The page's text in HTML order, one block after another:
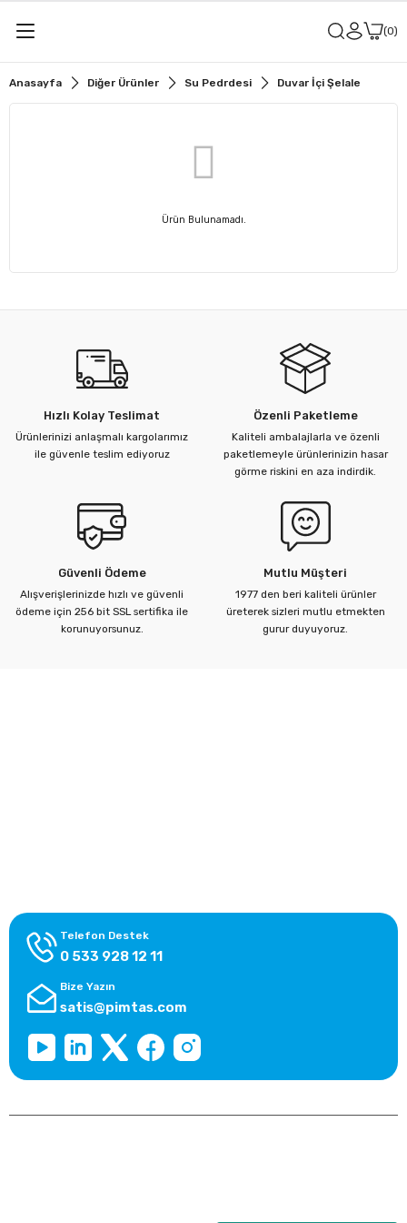
0
Anasayfa Diğer Ürünler Su Pedrdesi Duvar İçi Şelale
Ürün Bulunamadı.
Hızlı Kolay Teslimat
Ürünlerinizi anlaşmalı kargolarımız
ile güvenle teslim ediyoruz
Özenli Paketleme
Kaliteli ambalajlarla ve özenli
paketlemeyle ürünlerinizin hasar
görme riskini en aza indirdik.
Güvenli Ödeme
Alışverişlerinizde hızlı ve güvenli
ödeme için 256 bit SSL sertifika ile
korunuyorsunuz.
Mutlu Müşteri
1977 den beri kaliteli ürünler
üreterek sizleri mutlu etmekten
gurur duyuyoruz.
Telefon Destek
0 533 928 12 11
Bize Yazın
satis@pimtas.com